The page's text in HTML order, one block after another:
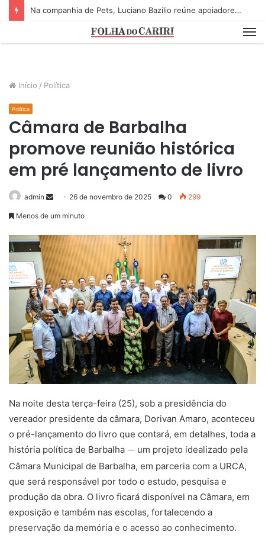
Na companhia de Pets, Luciano Bazílio reúne apoiadores e lideranças em lançamento de pré-candidatura a deputado estadual
Início / Política
Política
Câmara de Barbalha
promove reunião histórica
em pré lançamento de livro
admin
d
a
n
e
m
a
i
l
26 de novembro de 2025 0 299
Menos de um minuto
Na noite desta terça-feira (25), sob a presidência do
vereador presidente da câmara, Dorivan Amaro, aconteceu
o pré-lançamento do livro que contará, em detalhes, toda a
história política de Barbalha — um projeto idealizado pela
Câmara Municipal de Barbalha, em parceria com a URCA,
que será responsável por todo o estudo, pesquisa e
produção da obra. O livro ficará disponível na Câmara, em
exposição e também nas escolas, fortalecendo a
preservação da memória e o acesso ao conhecimento.